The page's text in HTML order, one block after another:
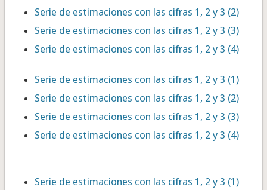
Serie de estimaciones con las cifras 1, 2 y 3 (2)
Serie de estimaciones con las cifras 1, 2 y 3 (3)
Serie de estimaciones con las cifras 1, 2 y 3 (4)
Serie de estimaciones con las cifras 1, 2 y 3 (1)
Serie de estimaciones con las cifras 1, 2 y 3 (2)
Serie de estimaciones con las cifras 1, 2 y 3 (3)
Serie de estimaciones con las cifras 1, 2 y 3 (4)
Serie de estimaciones con las cifras 1, 2 y 3 (1)